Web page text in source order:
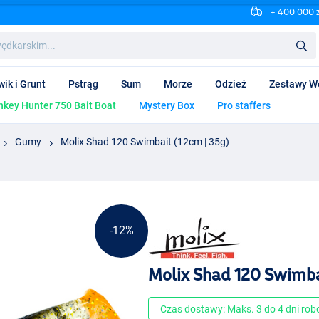
+ 400 000
i Grunt Pstrąg Sum Morze Odzież
Zestawy
Hunter 750 Bait Boat
Mystery Box Pro staffers
Gumy Molix Shad 120 Swimbait (12cm | 35g)
-12%
Molix Shad 120
Czas dostawy: Maks. 3 do 4 dni